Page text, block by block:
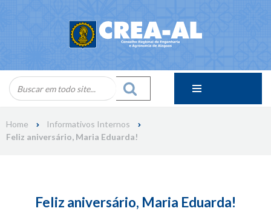
Home
Informativos Internos
Feliz aniversário, Maria Eduarda!
Feliz aniversário, Maria Eduarda!